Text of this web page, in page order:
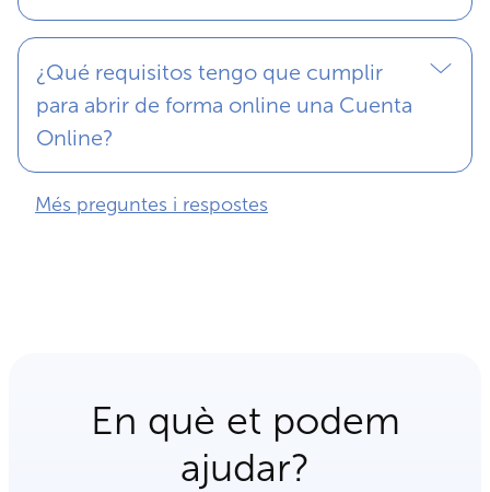
¿Qué requisitos tengo que cumplir
para abrir de forma online una Cuenta
Online?
Més preguntes i respostes
En què et podem
ajudar?